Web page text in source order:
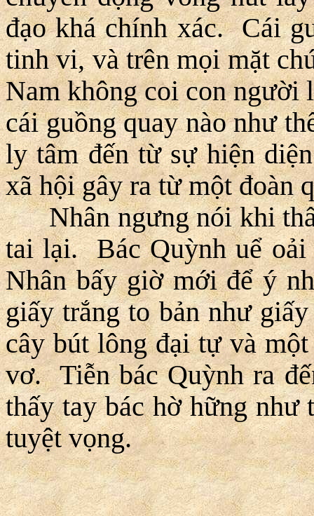
đạo khá chính xác. Cái
tinh vi, và trên mọi mặt
Nam không coi con người
cái guồng quay nào như
ly tâm đến từ sự hiện
xã hội gây ra từ một đoàn
Nhân ngưng nói khi
tai lại. Bác Quỳnh uể
Nhân bấy giờ mới để ý
giấy trắng to bản như
cây bút lông đại tự và
vơ. Tiễn bác Quỳnh ra
thấy tay bác hờ hững như
tuyệt vọng.